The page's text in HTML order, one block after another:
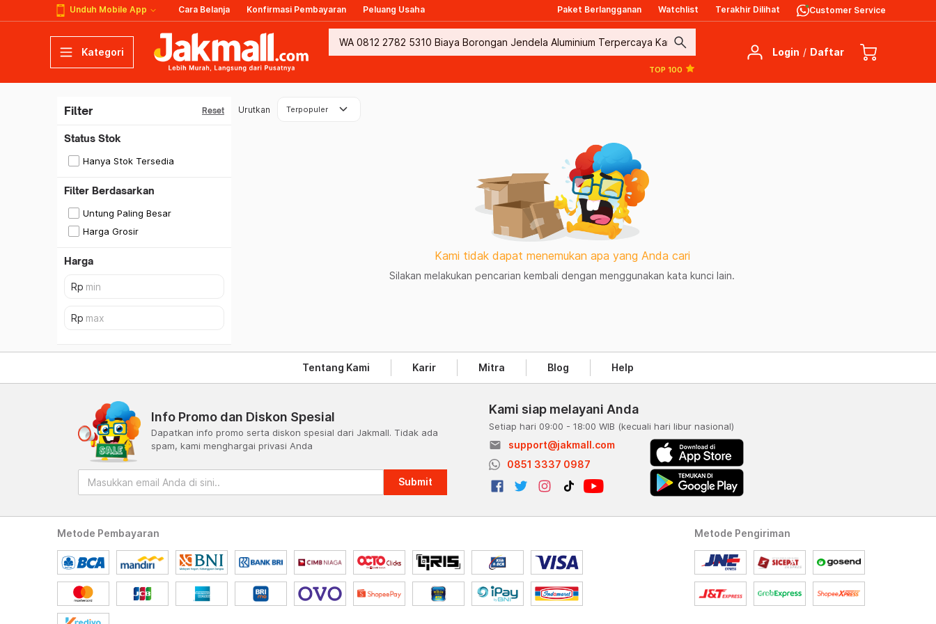
Unduh Mobile App Cara Belanja Konfirmasi Pembayaran Peluang Usaha Paket Berlangganan Watchlist Terakhir Dilihat Customer Service
Kategori search
TOP 100
Login / Daftar
Filter Reset
Status Stok
Hanya Stok Tersedia
Filter Berdasarkan
Untung Paling Besar
Harga Grosir
Harga
Urutkan Terpopuler keyboard_arrow_down
Kami tidak dapat menemukan apa yang Anda cari
Silakan melakukan pencarian kembali dengan menggunakan kata kunci lain.
Tentang Kami Karir Mitra Blog Help
Info Promo dan Diskon Spesial
Dapatkan info promo serta diskon spesial dari Jakmall. Tidak ada
spam, kami menghargai privasi Anda
Submit
Kami siap melayani Anda
Setiap hari 09:00 - 18:00 WIB (kecuali hari libur nasional)
email
support@jakmall.com
0851 3337 0987
Metode Pembayaran Metode Pengiriman